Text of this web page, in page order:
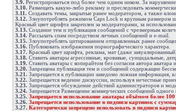
3.9. Регистрироваться под более чем одним ником. За
3.10. Размещать какую-либо рекламу и преследовать
3.11. Создавать темы, закрытые ранее модератором, а также
3.12. Злоупотреблять режимом Caps Lock и крупным размером
Красный цвет шрифта закреплен за модераторами, за
3.13. Создание тем и публикация сообщений с чрезмерным
3.14. Рассылать спам посредством личных сообщений и e-mail.
3.15. Злоупотреблять цитированием отправленных ранее
3.16. Публиковать изображения порнографического характера.
3.17. Красный цвет шрифта, реклама, мат (даже
3.18. Ставить аватары агрессивные, кровавые, суицидальные,
3.19. Ставить аватары с копирайтом без согласия автора
3.20. Запрещена публикация тем и сообщений содержащие
3.21. Запрещается к публикации заведомо ложная информация,
3.22. Запрещается ведение дискуссии, используя нечестные
3.23. Запрещается обсуждение действий администраторов и
3.24. Запрещается Размещение коммерческих сообщений
3.25. Запрещается использование аватары объёмом более
3.26. Запрещается использование в подписи картинок с
3.27. Категорически запрещено использовать в подписи